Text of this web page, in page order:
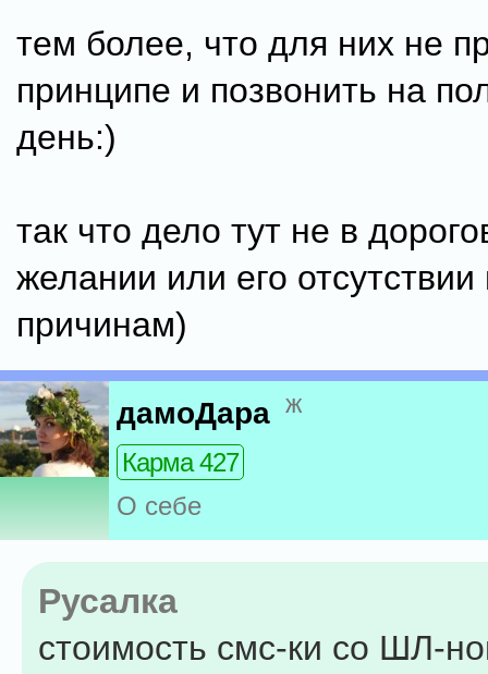
тем более, что для них не
принципе и позвонить на
день:)
так что дело тут не в
желании или его
причинам)
дамоДара ж
Карма 427
О себе
Русалка
стоимость смс-ки со ШЛ-